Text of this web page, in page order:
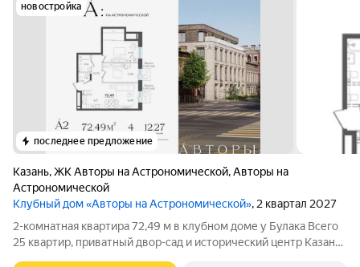
новостройка
последнее предложение
Казань,ЖК Авторы на Астрономической,Авторы на
Астрономической
Клубный дом «Авторы на Астрономической», 2 квартал 2027
2-комнатная квартира 72,49 м в клубном доме у Булака Всего
25 квартир, приватный двор-сад и исторический центр Казани